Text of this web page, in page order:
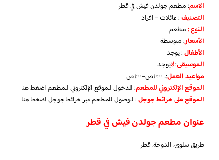
الاسم: مطعم جولدن فيش في قطر
التصنيف: عائلات – افراد
النوع :مطعم
الأسعار:متوسطة
الأطفال:يوجد
الموسيقى:لايوجد
مواعيد العمل:، ١٠:٠٠ص–١:٠٠ص
الموقع الإلكتروني للمطعم: للدخول للموقع الإلكتروني للمطعماضغط هنا
الموقع على خرائط جوجل: للوصول للمطعم عبر خرائط جوجلاضغط هنا
عنوان مطعم جولدن فيش في قطر
طريق سلوى، الدوحة، قطر